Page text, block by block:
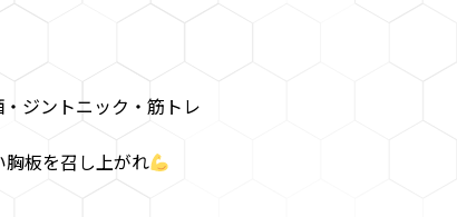
ジントニック・筋トレ
板を召し上がれ